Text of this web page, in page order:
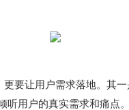
更要让用户需求落地。其
听用户的真实需求和痛点